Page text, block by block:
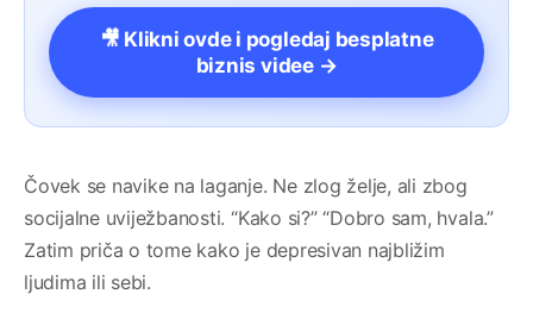
🎥 Klikni ovde i pogledaj besplatne
biznis videe →
Čovek se navike na laganje. Ne zlog želje, ali zbog
socijalne uviježbanosti. “Kako si?” “Dobro sam, hvala.”
Zatim priča o tome kako je depresivan najbližim
ljudima ili sebi.